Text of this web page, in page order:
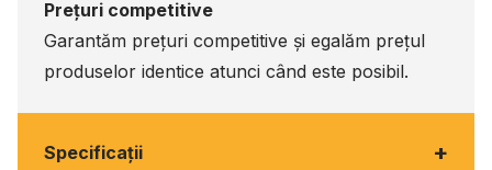
Prețuri competitive
Garantăm prețuri competitive și egalăm prețul
produselor identice atunci când este posibil.
Specificaţii +